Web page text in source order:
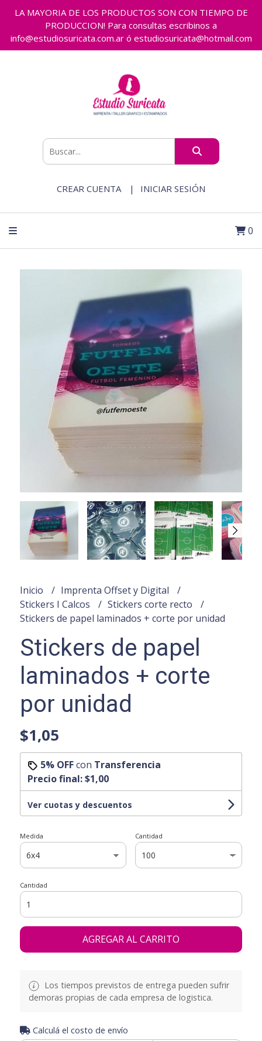
LA MAYORIA DE LOS PRODUCTOS SON CON TIEMPO DE
PRODUCCION! Para consultas escribinos a
info@estudiosuricata.com.ar ó estudiosuricata@hotmail.com
CREAR CUENTA INICIAR SESIÓN
0
Inicio
Imprenta Offset y Digital
Stickers I Calcos
Stickers corte recto
Stickers de papel laminados + corte por unidad
Stickers de papel
laminados + corte
por unidad
$1,05
5% OFFcon Transferencia
Precio final:$1,00
Ver cuotas y descuentos
Medida Cantidad
Cantidad
AGREGAR AL CARRITO
Los tiempos previstos de entrega pueden sufrir
demoras propias de cada empresa de logistica.
Calculá el costo de envío